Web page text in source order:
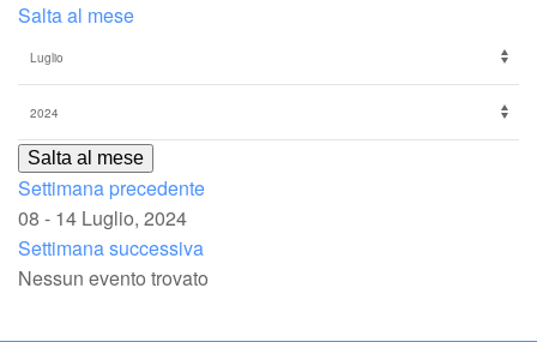
Salta al mese
Salta al mese
Settimana precedente
08 - 14 Luglio, 2024
Settimana successiva
Nessun evento trovato